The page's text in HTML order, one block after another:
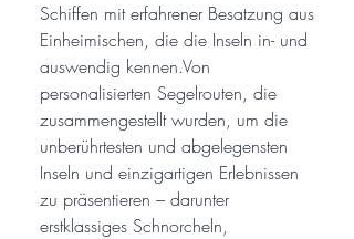
Schiffen mit erfahrener Besatzung aus
Einheimischen, die die Inseln in- und
auswendig kennen.Von
personalisierten Segelrouten, die
zusammengestellt wurden, um die
unberührtesten und abgelegensten
Inseln und einzigartigen Erlebnissen
zu präsentieren – darunter
erstklassiges Schnorcheln,